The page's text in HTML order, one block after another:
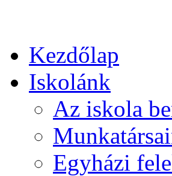
Kezdőlap
Iskolánk
Az iskola
Egyházi